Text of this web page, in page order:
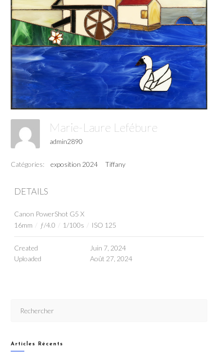
Marie-Laure Lefébure
admin2890
Catégories: exposition 2024 Tiffany
DETAILS
Canon PowerShot G5 X
16mm / ƒ/4.0 / 1/100s / ISO 125
Created
Juin 7, 2024
Uploaded
Août 27, 2024
Articles Récents